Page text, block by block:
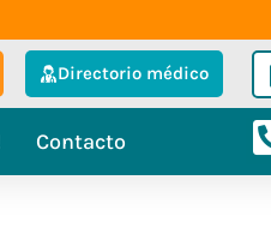
Directorio médico
Contacto